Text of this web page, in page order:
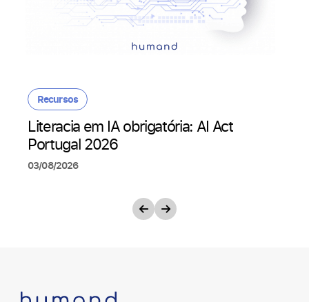
Recursos
Literacia em IA obrigatória: AI Act
Portugal 2026
03/08/2026